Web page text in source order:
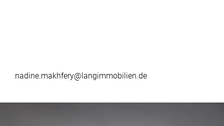
nadine.makhfery@langimmobilien.de